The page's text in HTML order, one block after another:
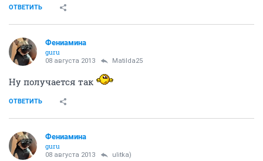
ОТВЕТИТЬ
Фениамина
guru
08 августа 2013 Matilda25
Ну получается так
ОТВЕТИТЬ
Фениамина
guru
08 августа 2013 ulitka)